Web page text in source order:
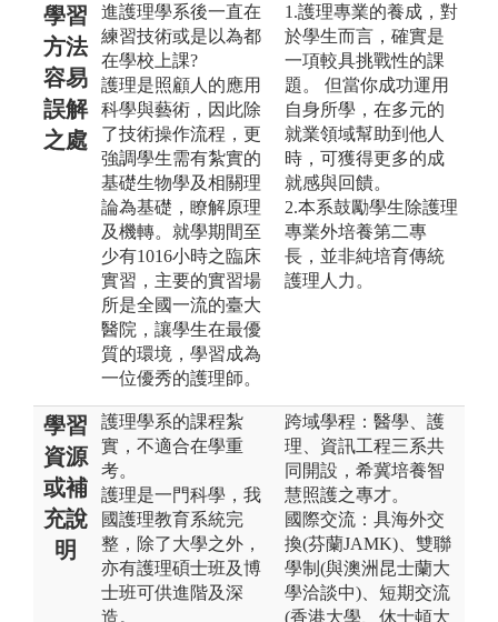
學習
方法
容易
誤解
之處
進護理學系後一直在
練習技術或是以為都
在學校上課?
護理是照顧人的應用
科學與藝術，因此除
了技術操作流程，更
強調學生需有紮實的
基礎生物學及相關理
論為基礎，瞭解原理
及機轉。就學期間至
少有1016小時之臨床
實習，主要的實習場
所是全國一流的臺大
醫院，讓學生在最優
質的環境，學習成為
一位優秀的護理師。
1.護理專業的養成，對
於學生而言，確實是
一項較具挑戰性的課
題。 但當你成功運用
自身所學，在多元的
就業領域幫助到他人
時，可獲得更多的成
就感與回饋。
2.本系鼓勵學生除護理
專業外培養第二專
長，並非純培育傳統
護理人力。
學習
資源
或補
充說
明
護理學系的課程紮
實，不適合在學重
考。
護理是一門科學，我
國護理教育系統完
整，除了大學之外，
亦有護理碩士班及博
士班可供進階及深
造。
跨域學程：醫學、護
理、資訊工程三系共
同開設，希冀培養智
慧照護之專才。
國際交流：具海外交
換(芬蘭JAMK)、雙聯
學制(與澳洲昆士蘭大
學洽談中)、短期交流
(香港大學、休士頓大